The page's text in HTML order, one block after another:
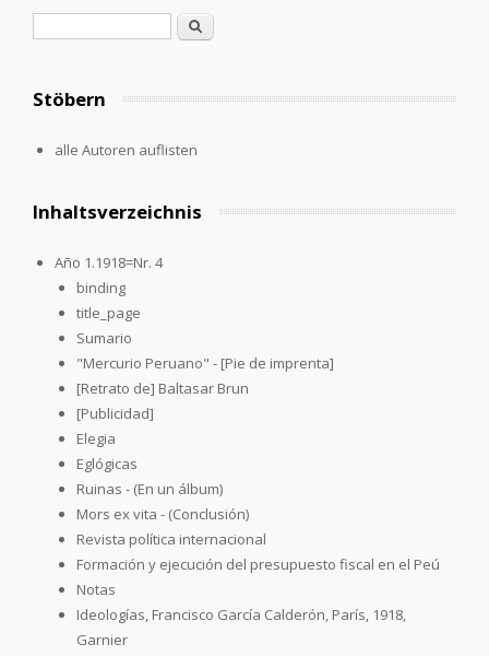
Search
Stöbern
alle Autoren auflisten
Inhaltsverzeichnis
Año 1.1918=Nr. 4
binding
title_page
Sumario
"Mercurio Peruano" - [Pie de imprenta]
[Retrato de] Baltasar Brun
[Publicidad]
Elegia
Eglógicas
Ruinas - (En un álbum)
Mors ex vita - (Conclusión)
Revista política internacional
Formación y ejecución del presupuesto fiscal en el Peú
Notas
Ideologías, Francisco García Calderón, París, 1918,
Garnier